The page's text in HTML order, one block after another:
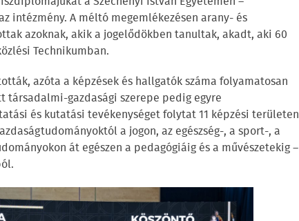
intézmény. A méltó megemlékezésen arany- és
azoknak, akik a jogelődökben tanultak, akadt, aki 60
Technikumban.
azóta a képzések és hallgatók száma folyamatosan
gazdasági szerepe pedig egyre
és kutatási tevékenységet folytat 11 képzési területen
a jogon, az egészség-, a sport-, a
át egészen a pedagógiáig és a művészetekig –